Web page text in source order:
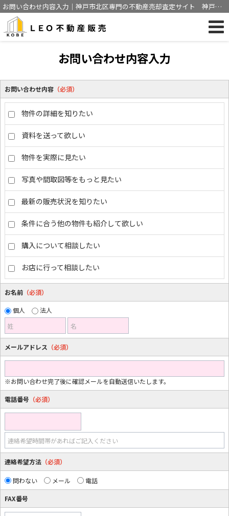
お問い合わせ内容入力｜神戸市北区専門の不動産売却査定サイト 神戸市
にて売買仲介経験豊富な営業マンが不動産売却をサポート
お問い合わせ内容入力
お問い合わせ内容 （必須）
物件の詳細を知りたい
資料を送って欲しい
物件を実際に見たい
写真や間取図等をもっと見たい
最新の販売状況を知りたい
条件に合う他の物件も紹介して欲しい
購入について相談したい
お店に行って相談したい
お名前 （必須）
個人
法人
姓
名
メールアドレス （必須）
※お問い合わせ完了後に確認メールを自動送信いたします。
電話番号 （必須）
連絡希望時間帯があればご記入ください
連絡希望方法 （必須）
問わない メール 電話
FAX番号